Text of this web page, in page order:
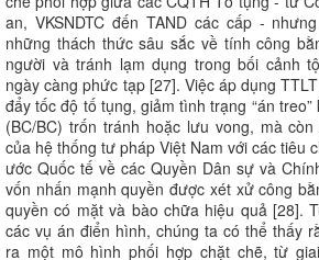
an, VKSNDTC đến TAND các cấp -
những thách thức sâu sắc về tính công
người và tránh lạm dụng trong bối cảnh
ngày càng phức tạp [27]. Việc áp dụng
đẩy tốc độ tố tụng, giảm tình trạng “án
(BC/BC) trốn tránh hoặc lưu vong, mà
của hệ thống tư pháp Việt Nam với các tiêu
ước Quốc tế về các Quyền Dân sự và
vốn nhấn mạnh quyền được xét xử công
quyền có mặt và bào chữa hiệu quả [28].
các vụ án điển hình, chúng ta có thể thấy
ra một mô hình phối hợp chặt chẽ, từ